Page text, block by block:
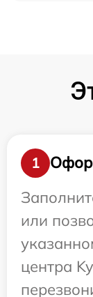
1
или
центра